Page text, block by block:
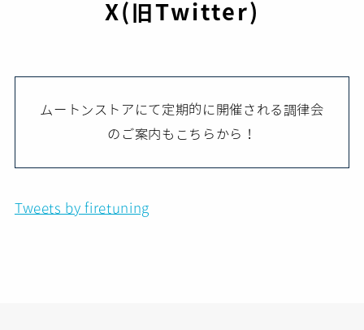
X(旧Twitter)
ムートンストアにて定期的に開催される調律会
のご案内もこちらから！
Tweets by firetuning